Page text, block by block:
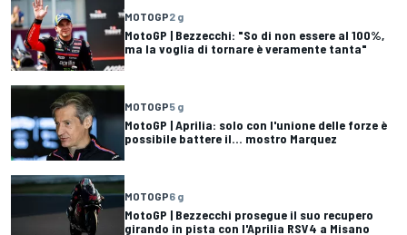
MOTOGP2 g
MotoGP | Bezzecchi: "So di non essere al 100%,
ma la voglia di tornare è veramente tanta"
MOTOGP5 g
MotoGP | Aprilia: solo con l'unione delle forze è
possibile battere il... mostro Marquez
MOTOGP6 g
MotoGP | Bezzecchi prosegue il suo recupero
girando in pista con l'Aprilia RSV4 a Misano